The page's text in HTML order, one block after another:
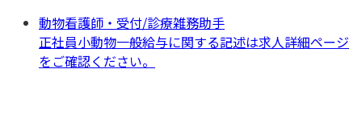
動物看護師・受付/診療雑務助手
正社員小動物一般給与に関する記述は求人詳細ページ
をご確認ください。